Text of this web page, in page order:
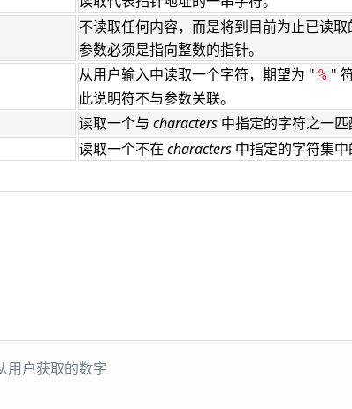
不读取任何内容，而是将到目前为止已读
参数必须是指向整数的指针。
从用户输入中读取一个字符，期望为 " % "
此说明符不与参数关联。
读取一个与 characters 中指定的字符之一
读取一个不在 characters 中指定的字符集
户获取的数字